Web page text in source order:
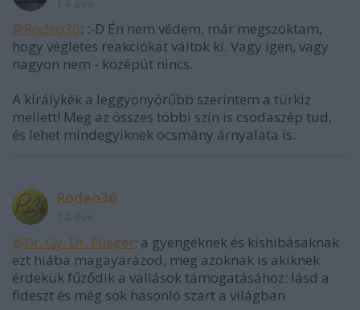
@Rodeo36: :-D Én nem védem, már megszoktam,
hogy végletes reakciókat váltok ki. Vagy igen, vagy
nagyon nem - középút nincs.
A királykék a leggyönyörűbb szerintem a türkiz
mellett! Meg az összes többi szín is csodaszép tud,
és lehet mindegyiknek ocsmány árnyalata is.
Rodeo36
@Dr. Gy. Dr. Fűegér: a gyengéknek és kishibásaknak
ezt hiába magayarázod, meg azoknak is akiknek
érdekük fűződik a vallások támogatásához: lásd a
fideszt és még sok hasonló szart a világban